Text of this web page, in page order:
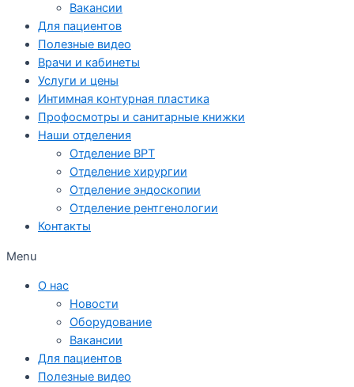
Вакансии
Для пациентов
Полезные видео
Врачи и кабинеты
Услуги и цены
Интимная контурная пластика
Профосмотры и санитарные книжки
Наши отделения
Отделение ВРТ
Отделение хирургии
Отделение эндоскопии
Отделение рентгенологии
Контакты
Menu
О нас
Новости
Оборудование
Вакансии
Для пациентов
Полезные видео